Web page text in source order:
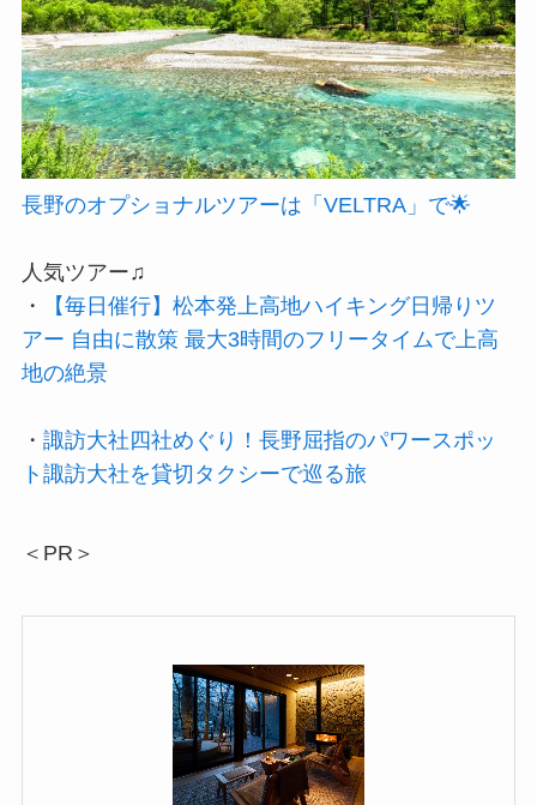
長野のオプショナルツアーは「VELTRA」で🌟
人気ツアー♫
・
【毎日催行】松本発上高地ハイキング日帰りツ
アー 自由に散策 最大3時間のフリータイムで上高
地の絶景
・ 諏訪大社四社めぐり！長野屈指のパワースポッ
ト諏訪大社を貸切タクシーで巡る旅
＜PR＞